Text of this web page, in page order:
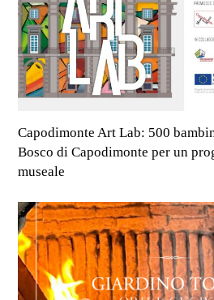
Capodimonte Art Lab: 500
Bosco di Capodimonte per un
museale